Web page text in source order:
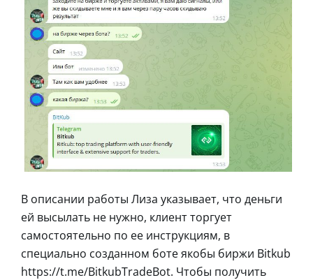
В описании работы Лиза указывает, что деньги
ей высылать не нужно, клиент торгует
самостоятельно по ее инструкциям, в
специально созданном боте якобы биржи Bitkub
https://t.me/BitkubTradeBot. Чтобы получить